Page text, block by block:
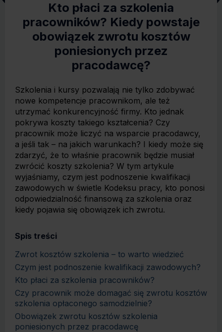
Kto płaci za szkolenia
pracowników? Kiedy powstaje
obowiązek zwrotu kosztów
poniesionych przez
pracodawcę?
Szkolenia i kursy pozwalają nie tylko zdobywać
nowe kompetencje pracownikom, ale też
utrzymać konkurencyjność firmy. Kto jednak
pokrywa koszty takiego kształcenia? Czy
pracownik może liczyć na wsparcie pracodawcy,
a jeśli tak – na jakich warunkach? I kiedy może się
zdarzyć, że to właśnie pracownik będzie musiał
zwrócić koszty szkolenia? W tym artykule
wyjaśniamy, czym jest podnoszenie kwalifikacji
zawodowych w świetle Kodeksu pracy, kto ponosi
odpowiedzialność finansową za szkolenia oraz
kiedy pojawia się obowiązek ich zwrotu.
Spis treści
Zwrot kosztów szkolenia – to warto wiedzieć
Czym jest podnoszenie kwalifikacji zawodowych?
Kto płaci za szkolenia pracowników?
Czy pracownik może domagać się zwrotu kosztów
szkolenia opłaconego samodzielnie?
Obowiązek zwrotu kosztów szkolenia
poniesionych przez pracodawcę